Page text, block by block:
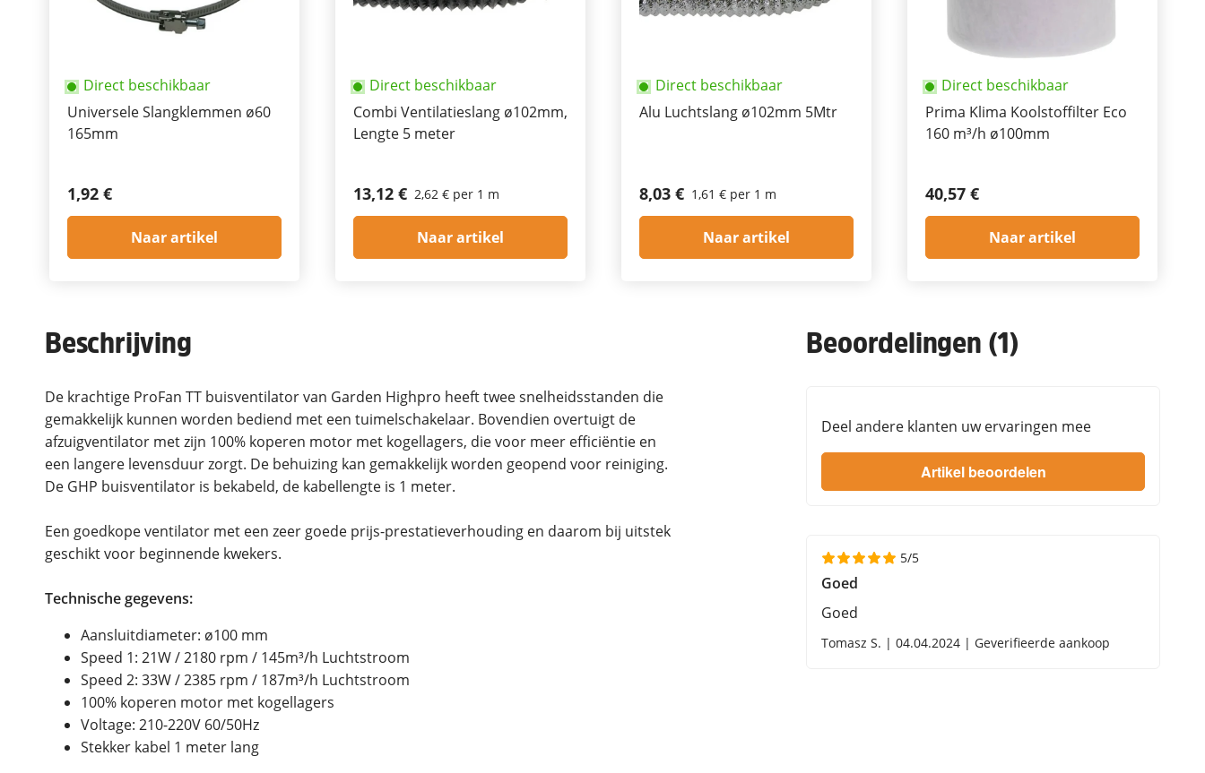
Direct beschikbaar
Universele Slangklemmen ø60
165mm
1,92 €
Naar artikel
Direct beschikbaar
Combi Ventilatieslang ø102mm,
Lengte 5 meter
13,12 € 2,62 € per 1 m
Naar artikel
Direct beschikbaar
Alu Luchtslang ø102mm 5Mtr
8,03 € 1,61 € per 1 m
Naar artikel
Direct beschikbaar
Prima Klima Koolstoffilter Eco
160 m³/h ø100mm
40,57 €
Naar artikel
Beschrijving
De krachtige ProFan TT buisventilator van Garden Highpro heeft twee snelheidsstanden die
gemakkelijk kunnen worden bediend met een tuimelschakelaar. Bovendien overtuigt de
afzuigventilator met zijn 100% koperen motor met kogellagers, die voor meer efficiëntie en
een langere levensduur zorgt. De behuizing kan gemakkelijk worden geopend voor reiniging.
De GHP buisventilator is bekabeld, de kabellengte is 1 meter.
Een goedkope ventilator met een zeer goede prijs-prestatieverhouding en daarom bij uitstek
geschikt voor beginnende kwekers.
Technische gegevens:
Aansluitdiameter: ø100 mm
Speed 1: 21W / 2180 rpm / 145m³/h Luchtstroom
Speed 2: 33W / 2385 rpm / 187m³/h Luchtstroom
100% koperen motor met kogellagers
Voltage: 210-220V 60/50Hz
Stekker kabel 1 meter lang
Beoordelingen (1)
Deel andere klanten uw ervaringen mee
5/5
Goed
Goed
Tomasz S. | 04.04.2024 | Geverifieerde aankoop